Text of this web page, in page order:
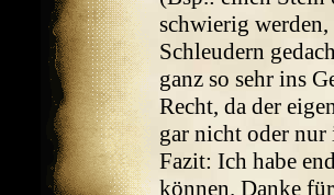
schwierig
Schleudern
ganz so sehr ins
Recht, da der
gar nicht oder
Fazit: Ich habe
können. Danke